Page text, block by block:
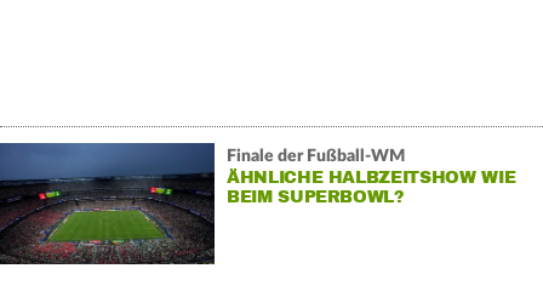
Finale der Fußball-WM
ÄHNLICHE HALBZEITSHOW WIE
BEIM SUPERBOWL?